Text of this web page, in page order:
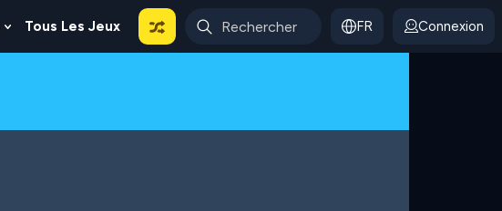
Show
Submenu
Tous Les Jeux FR Connexion